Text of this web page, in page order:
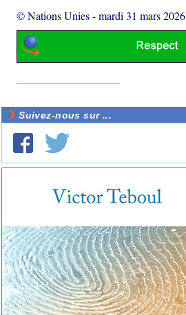
© Nations Unies-mardi 31 mars 2026
Suivez-nous sur ...